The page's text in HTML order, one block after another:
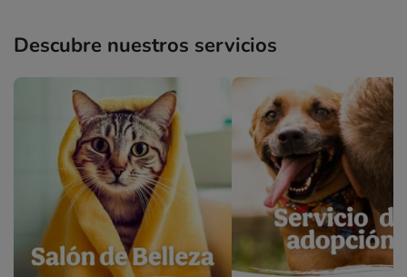
Descubre nuestros servicios